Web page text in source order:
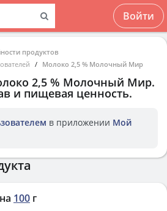
Войти
продуктов
Молоко 2,5 % Молочный Мир
2,5 % Молочный Мир.
и пищевая ценность.
в приложении Мой
100 г